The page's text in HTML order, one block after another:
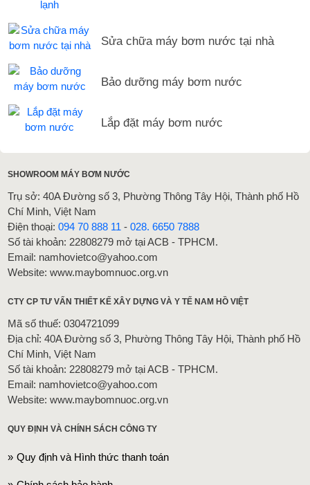
Sửa chữa máy bơm nước tại nhà
Bảo dưỡng máy bơm nước
Lắp đặt máy bơm nước
SHOWROOM MÁY BƠM NƯỚC
Trụ sở: 40A Đường số 3, Phường Thông Tây Hội, Thành phố Hồ
Chí Minh, Việt Nam
Điện thoại:094 70 888 11 -028. 6650 7888
Số tài khoản: 22808279 mở tại ACB - TPHCM.
Email: namhovietco@yahoo.com
Website: www.maybomnuoc.org.vn
CTY CP TƯ VẤN THIẾT KẾ XÂY DỰNG VÀ Y TẾ NAM HỒ VIỆT
Mã số thuế: 0304721099
Địa chỉ: 40A Đường số 3, Phường Thông Tây Hội, Thành phố Hồ
Chí Minh, Việt Nam
Số tài khoản: 22808279 mở tại ACB - TPHCM.
Email: namhovietco@yahoo.com
Website: www.maybomnuoc.org.vn
QUY ĐỊNH VÀ CHÍNH SÁCH CÔNG TY
Quy định và Hình thức thanh toán